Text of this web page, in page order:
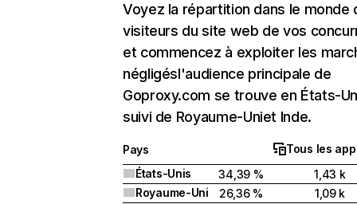
Voyez la répartition dans le monde
visiteurs du site web de vos
et commencez à exploiter les
négligésl'audience principale de
Goproxy.com se trouve en États-
suivi de Royaume-Uniet Inde.
Pays
Tous les
États-Unis
34,39 %
1,43 k
Royaume-Uni
26,36 %
1,09 k